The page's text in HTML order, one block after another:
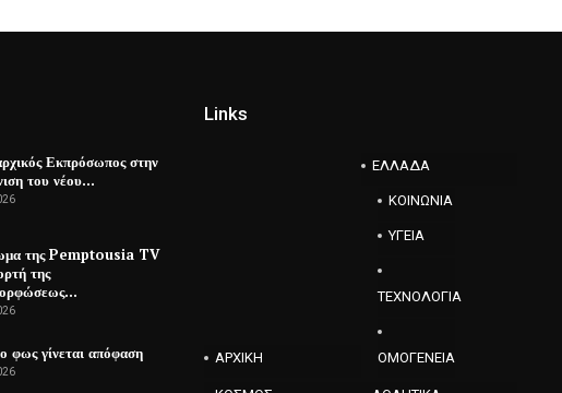
Εκπρόσωπος στην
του νέου…
της Pemptousia TV
της
φως γίνεται απόφαση
Links
ΑΡΧΙΚΗ
ΕΛΛΑΔΑ
ΚΟΙΝΩΝΙΑ
ΥΓΕΙΑ
ΤΕΧΝΟΛΟΓΙΑ
ΟΜΟΓΕΝΕΙΑ